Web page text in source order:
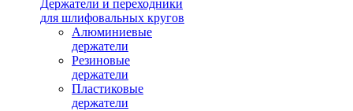
Держатели и переходники
для шлифовальных кругов
Алюминиевые
держатели
Резиновые
держатели
Пластиковые
держатели